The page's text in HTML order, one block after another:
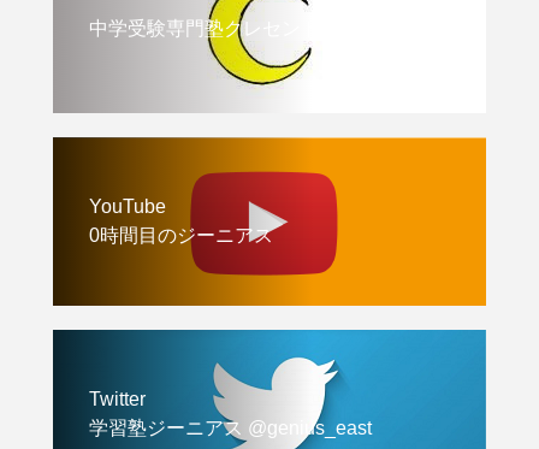
中学受験専門塾クレセント
YouTube
0時間目のジーニアス
Twitter
学習塾ジーニアス @genius_east